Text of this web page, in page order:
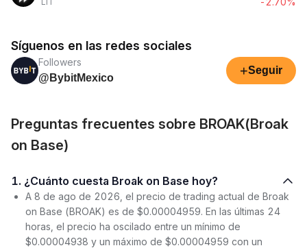
Síguenos en las redes sociales
Followers
@BybitMexico
+Seguir
Preguntas frecuentes sobre BROAK(Broak
on Base)
1. ¿Cuánto cuesta Broak on Base hoy?
A 8 de ago de 2026, el precio de trading actual de Broak
on Base (BROAK) es de $0.00004959. En las últimas 24
horas, el precio ha oscilado entre un mínimo de
$0.00004938 y un máximo de $0.00004959 con un